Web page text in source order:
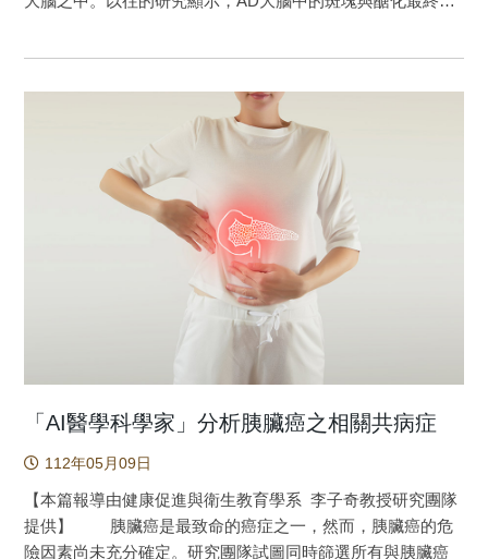
（圖1）。過去研究發現，黑潮只需要約兩週的時間就可以從
臺灣外海流至北琉球。因此研究團隊推論，蘇鐵不定芽可能
藉由黑潮路徑的推波助瀾，從東部外海直接被帶到較遠的北
琉球或九州南部，而使地理上較遠的兩處反而有較頻繁的基
因交流，造成如今看到的遺傳結構與分化程度。 從遺傳
上持續的基因交流與種內分化大於種間分化的模式，再加上
形態的證據，也代表著後續分類處裡的必要。因此研究團隊
按照植物命名法規將臺東蘇鐵處理成琉球蘇鐵的同物異名。
原文出處：Chang J-T, Chao C-T, Nakamura K, Liu H-L, Luo
M-X and Liao P-C (2022) Divergence with Gene Flow and
Contrasting Population Size Blur the Species Boundary in
Cycas Sect. Asiorientales, as Inferred From Morphology and
RAD-Seq Data. Front. Plant Sci.
組織病變，包括心肌細胞壞死、心肌組織肥大、心肌組織纖
維化、心肌組織發炎等病理現象，最後造成心臟功能衰竭而
致死。本研究發現，糖尿病大鼠接受幹細胞治療之後，上述
的心肌肥大等病理現象獲得改善；更進一步，若以白藜蘆醇
共培養強化功能後的幹細胞治療，則上述的病理現象的改善
則更顯著。以圖1為例，圖1(a)是心臟超音波圖；圖1(b)是心
臟血液射出率(EF%)，射出率愈高，代表心臟功能愈佳。由圖
1(b)可知，以白藜蘆醇共培養強化功能後的幹細胞治療，其心
臟血液射出率明顯獲得改善(DM+RSVL-ADSC>DM,
p<0.05)。此研究結果顯示，白藜蘆醇共培養強化功能後的幹
細胞具備臨床上治療糖尿病人併發心肌病變的潛力，為日後
1：糖尿病大鼠心臟功能檢測結果。(a)心臟超音波圖；(b)心
DM+ADSC, 糖尿病大鼠接受一般幹細胞治療；DM+RSVL-
ADSC, 糖尿病大鼠接受白藜蘆醇強化幹細胞治療) 原文出
處：Chen TS, Chuang SY, Shen CY, Ho TJ, Chang RL, Yeh
YL, Kuo CH, Mahalakshmi B, Kuo WW, Huang CY.
不同。本研究證明，醣化反應可以增加Aβ的細胞毒性。
蛋白質醣化(Protein glycation)早先因與幾種糖尿病相關的
疾病有關，而受到關注。此外，它還被視為蛋白質聚集的調
節劑。近年，又因為許多醣化最終產物的積累與多種神經退
行性疾病有關，它啟發了許多團隊探索因分子醣化影響的病
理機制。在過往的研究中發現，同年齡的AD大腦比正常大腦
增加了三倍的醣化最終產物，而且他們與Aβ-澱粉樣蛋白沉積
的位置高度重疊，表明Aβ極可能被醣化修飾。醣化修飾過後
的Aβ顯現出更高的細胞毒性。雖然不清楚為何這些醣化修飾
後的Aβ沉積無法被有效地清除，但至少我們的研究可以使我
們更加清楚毒性的來源。基本上，Aβ蛋白有兩個胺基酸位點
化結果都會影響Aβ的聚集過程，影響了蛋白形成纖維的速
是醣化的結果改變了這兩個胺基酸的電性，使得蛋白質的堆
疊產生了一些排斥的力量。尤其是第28號位置的離胺酸，在
過去，它一直被視為分子肽鏈之間鹽橋的提供者，一旦電性
發生改變，就更難往聚集的方向前進，但卻形成具有細胞通
「AI醫學科學家」分析胰臟癌之相關共病症
112年05月09日
【本篇報導由健康促進與衛生教育學系 李子奇教授研究團隊
提供】 胰臟癌是最致命的癌症之一，然而，胰臟癌的危
險因素尚未充分確定。研究團隊試圖同時篩選所有與胰臟癌